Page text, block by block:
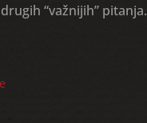
“važnijih” pitanja.